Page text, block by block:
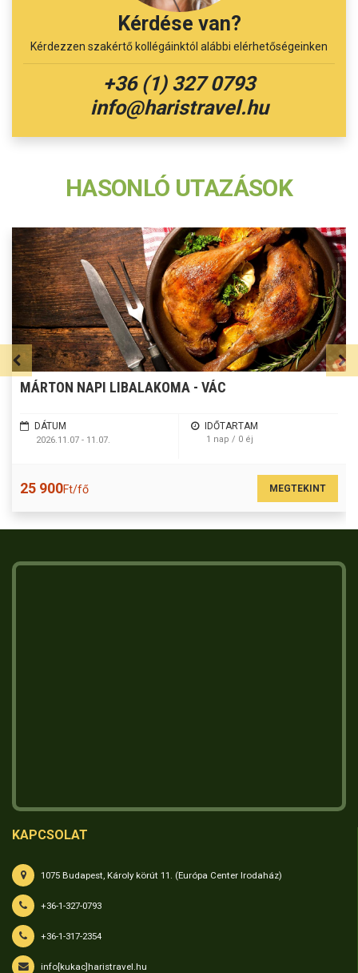
Kérdése van?
Kérdezzen szakértő kollégáinktól alábbi elérhetőségeinken
+36 (1) 327 0793
info@haristravel.hu
HASONLÓ UTAZÁSOK
MÁRTON NAPI LIBALAKOMA - VÁC
DÁTUM
2026.11.07 - 11.07.
IDŐTARTAM
1 nap / 0 éj
25 900Ft/fő MEGTEKINT
KAPCSOLAT
1075 Budapest, Károly körút 11. (Európa Center Irodaház)
+36-1-327-0793
+36-1-317-2354
info[kukac]haristravel.hu